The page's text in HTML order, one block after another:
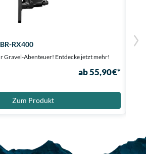
RX400
Gravel-Abenteuer! Entdecke jetzt mehr!
ab 55,90 €*
Zum Produkt